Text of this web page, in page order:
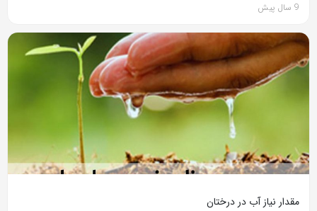
9 سال پیش
مقدار نیاز آب در درختان